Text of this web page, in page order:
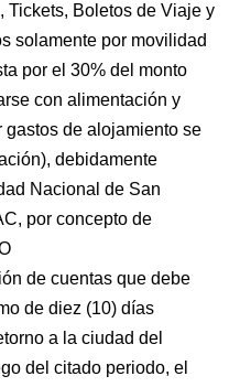
Tickets, Boletos de Viaje y
solamente por movilidad
por el 30% del monto
con alimentación y
de alojamiento se
debidamente
Nacional de San
por concepto de
de cuentas que debe
de diez (10) días
a la ciudad del
del citado periodo, el